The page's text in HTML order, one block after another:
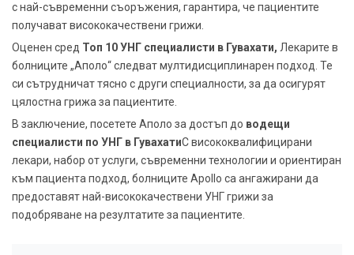
с най-съвременни съоръжения, гарантира, че пациентите
получават висококачествени грижи.
Оценен сред Топ 10 УНГ специалисти в Гувахати, Лекарите в
болниците „Аполо“ следват мултидисциплинарен подход. Те
си сътрудничат тясно с други специалности, за да осигурят
цялостна грижа за пациентите.
В заключение, посетете Аполо за достъп до водещи
специалисти по УНГ в ГувахатиС висококвалифицирани
лекари, набор от услуги, съвременни технологии и ориентиран
към пациента подход, болниците Apollo са ангажирани да
предоставят най-висококачествени УНГ грижи за
подобряване на резултатите за пациентите.